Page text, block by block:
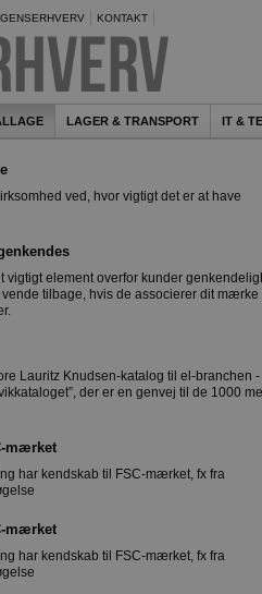
KONTAKT
LAGER & TRANSPORT IT &
ved, hvor vigtigt det er at have
vigtigt element overfor kunder
tilbage, hvis de associerer dit mærke
Lauritz Knudsen-katalog til el-branchen -
der er en genvej til de 1000
mærket
har kendskab til FSC-mærket, fx fra
mærket
har kendskab til FSC-mærket, fx fra